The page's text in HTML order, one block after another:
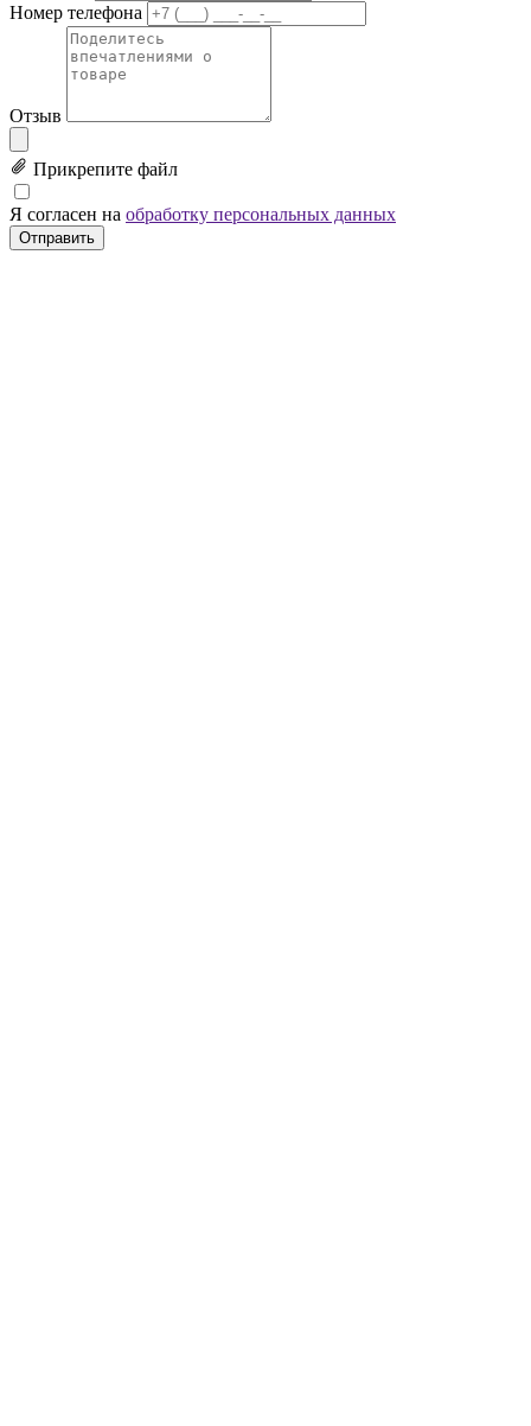
Номер телефона
Отзыв
Прикрепите файл
Я согласен на обработку персональных данных